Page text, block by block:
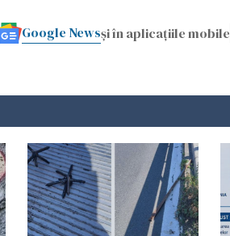
Google Newsși în aplicațiile mobile